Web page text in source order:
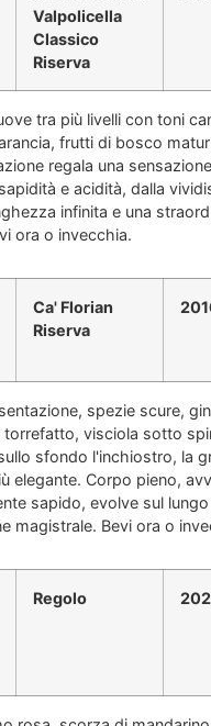
Valpolicella
Classico
Riserva
tra più livelli con toni
frutti di bosco
regala una
e acidità, dalla
infinita e una
ora o invecchia.
Ca' Florian
Riserva
spezie scure,
visciola sotto
sfondo l'inchiostro, la
elegante. Corpo pieno,
sapido, evolve sul
magistrale. Bevi ora o
Regolo